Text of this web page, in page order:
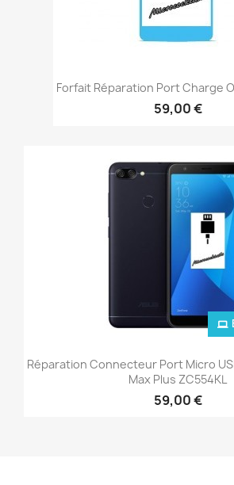
Forfait Réparation Port Charge
59,00 €
Réparation Connecteur Port Micro
Max Plus ZC554KL
59,00 €